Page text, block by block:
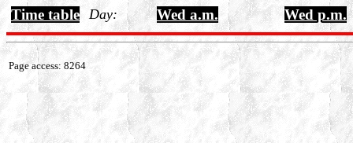
Time table Day: Wed a.m. Wed p.m.
Page access: 8264